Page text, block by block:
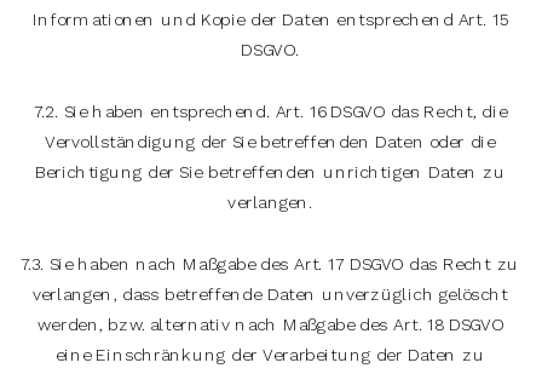
Informationen und Kopie der Daten entsprechend Art. 15
DSGVO.
7.2. Sie haben entsprechend. Art. 16 DSGVO das Recht, die
Vervollständigung der Sie betreffenden Daten oder die
Berichtigung der Sie betreffenden unrichtigen Daten zu
verlangen.
7.3. Sie haben nach Maßgabe des Art. 17 DSGVO das Recht zu
verlangen, dass betreffende Daten unverzüglich gelöscht
werden, bzw. alternativ nach Maßgabe des Art. 18 DSGVO
eine Einschränkung der Verarbeitung der Daten zu